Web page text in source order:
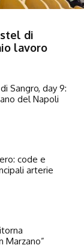
di
lavoro
Sangro, day 9:
del Napoli
code e
arterie
Marzano”